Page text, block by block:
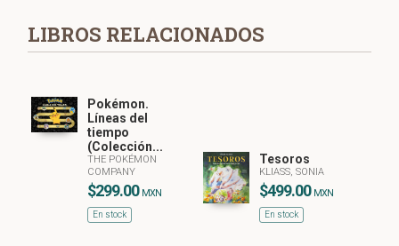
LIBROS RELACIONADOS
Pokémon.
Líneas del
tiempo
(Colección...
THE POKÉMON
COMPANY
$299.00 MXN
En stock
Tesoros
KLIASS, SONIA
$499.00 MXN
En stock